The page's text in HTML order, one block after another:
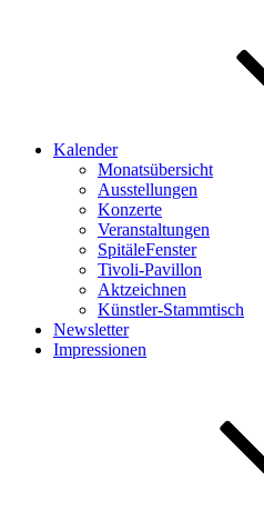
Kalender
Monatsübersicht
Ausstellungen
Konzerte
Veranstaltungen
SpitäleFenster
Tivoli-Pavillon
Aktzeichnen
Künstler-Stammtisch
Newsletter
Impressionen